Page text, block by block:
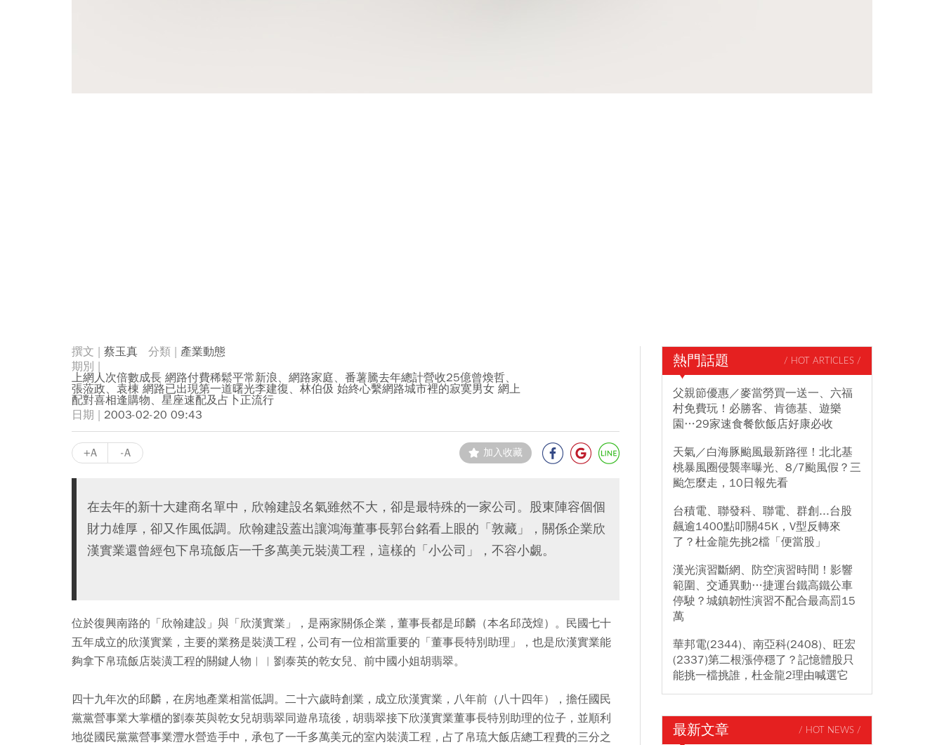
蔡玉真
產業動態
上網人次倍數成長 網路付費稀鬆平常新浪、網路家庭、番薯騰去年總計營收25億曾煥哲、
張蒞政、袁棟 網路已出現第一道曙光李建復、林伯伋 始終心繫網路城市裡的寂寞男女 網上
配對喜相逢購物、星座速配及占卜正流行
2003-02-20 09:43
+A -A 加入收藏
在去年的新十大建商名單中，欣翰建設名氣雖然不大，卻是最特殊的一家公司。股東陣容個個
財力雄厚，卻又作風低調。欣翰建設蓋出讓鴻海董事長郭台銘看上眼的「敦藏」，關係企業欣
漢實業還曾經包下帛琉飯店一千多萬美元裝潢工程，這樣的「小公司」，不容小覷。
位於復興南路的「欣翰建設」與「欣漢實業」，是兩家關係企業，董事長都是邱麟（本名邱茂煌）。民國七十
五年成立的欣漢實業，主要的業務是裝潢工程，公司有一位相當重要的「董事長特別助理」，也是欣漢實業能
夠拿下帛琉飯店裝潢工程的關鍵人物︱︱劉泰英的乾女兒、前中國小姐胡翡翠。
四十九年次的邱麟，在房地產業相當低調。二十六歲時創業，成立欣漢實業，八年前（八十四年），擔任國民
黨黨營事業大掌櫃的劉泰英與乾女兒胡翡翠同遊帛琉後，胡翡翠接下欣漢實業董事長特別助理的位子，並順利
地從國民黨黨營事業灃水營造手中，承包了一千多萬美元的室內裝潢工程，占了帛琉大飯店總工程費的三分之
熱門話題 / HOT ARTICLES /
父親節優惠／麥當勞買一送一、六福
村免費玩！必勝客、肯德基、遊樂
園…29家速食餐飲飯店好康必收
天氣／白海豚颱風最新路徑！北北基
桃暴風圈侵襲率曝光、8/7颱風假？三
颱怎麼走，10日報先看
台積電、聯發科、聯電、群創...台股
飆逾1400點叩關45K，V型反轉來
了？杜金龍先挑2檔「便當股」
漢光演習斷網、防空演習時間！影響
範圍、交通異動…捷運台鐵高鐵公車
停駛？城鎮韌性演習不配合最高罰15
萬
華邦電(2344)、南亞科(2408)、旺宏
(2337)第二根漲停穩了？記憶體股只
能挑一檔挑誰，杜金龍2理由喊選它
最新文章 / HOT NEWS /